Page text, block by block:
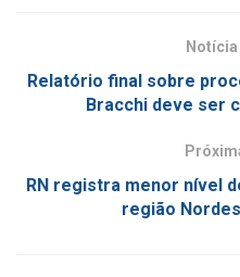
Relatório final sobre
Bracchi deve ser
RN registra menor nível
região